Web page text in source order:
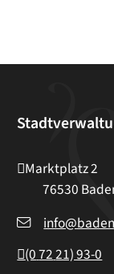
Marktplatz 2
76530
(07221) 93-0